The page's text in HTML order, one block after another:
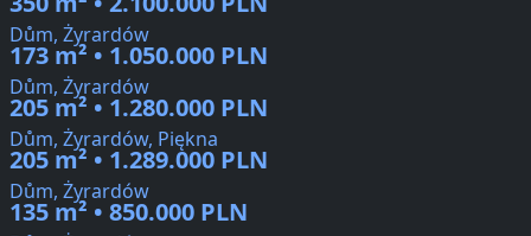
Dům, Żyrardów
173 m² • 1.050.000 PLN
Dům, Żyrardów
205 m² • 1.280.000 PLN
Dům, Żyrardów, Piękna
205 m² • 1.289.000 PLN
Dům, Żyrardów
135 m² • 850.000 PLN